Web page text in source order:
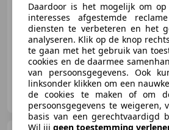
09/2014 98.692 km Benzine
Autobedrijf Berenpas B.V.
NL-7151 HT Eibergen
Daardoor is het mogelijk om
interesses afgestemde
diensten te verbeteren en het
analyseren. Klik op de knop
te gaan met het gebruik van
cookies en de daarmee
van persoonsgegevens. Ook
linksonder klikken om een
de cookies te maken of om
persoonsgegevens te weigeren,
basis van een gerechtvaardigd
Wil jij geen toestemming